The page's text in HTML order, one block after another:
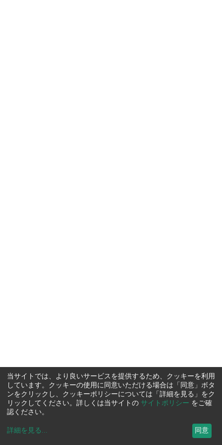
当サイトでは、より良いサービスを提供するため、クッキーを利用
しています。クッキーの使用に同意いただける場合は「同意」ボタ
ンをクリックし、クッキーポリシーについては「詳細を見る」をク
リックしてください。詳しくは当サイトの サイトポリシー をご確
認ください。
詳細を見る ... 同意